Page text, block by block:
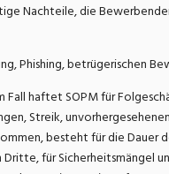
Nachteile, die
Phishing,
haftet SOPM für
Streik,
besteht für die Dauer
für